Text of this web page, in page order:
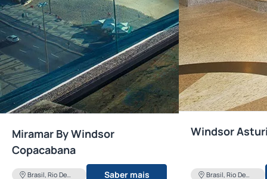
Miramar By Windsor
Copacabana
Brasil, Rio De
Saber mais
Windsor
Brasil, Rio De